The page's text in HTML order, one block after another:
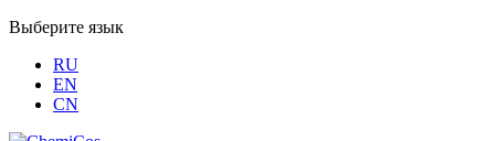
Выберите язык
RU
EN
CN